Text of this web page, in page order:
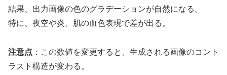
結果、出力画像の色のグラデーションが自然になる。
特に、夜空や炎、肌の血色表現で差が出る。
注意点 ：この数値を変更すると、生成される画像のコント
ラスト構造が変わる。